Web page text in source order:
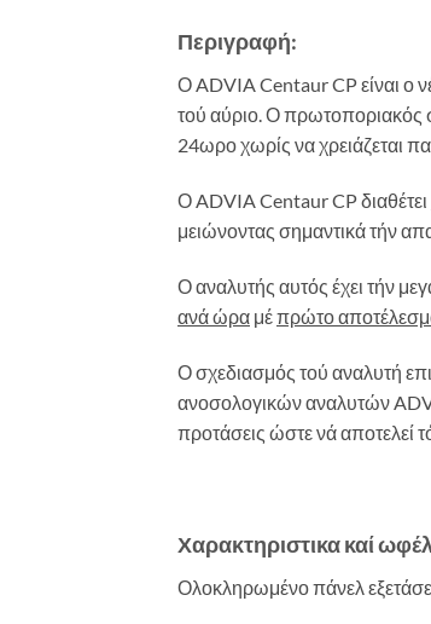
Περιγραφή:
Ο ADVIA Centaur CP είναι ο
τού αύριο. Ο πρωτοποριακός
24ωρο χωρίς να χρειάζεται
Ο ADVIA Centaur CP διαθέτει
μειώνοντας σημαντικά τήν
Ο αναλυτής αυτός έχει τήν
ανά ώρα μέπρώτο
Ο σχεδιασμός τού αναλυτή
ανοσολογικών αναλυτών
προτάσεις ώστε νά αποτελεί
Χαρακτηριστικα καί
Ολοκληρωμένο πάνελ